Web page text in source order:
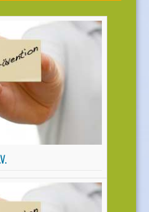
zu den Themen: Asyl,
Vorurteile,